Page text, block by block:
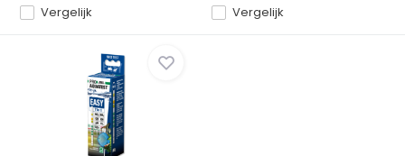
Vergelijk Vergelijk